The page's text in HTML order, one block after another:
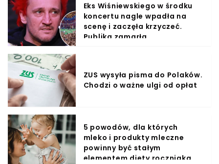
Eks Wiśniewskiego w środku
koncertu nagle wpadła na
scenę i zaczęła krzyczeć.
Publika zamarła
ZUS wysyła pisma do Polaków.
Chodzi o ważne ulgi od opłat
5 powodów, dla których
mleko i produkty mleczne
powinny być stałym
elementem diety roczniaka